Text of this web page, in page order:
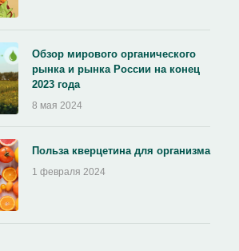
Обзор мирового органического
рынка и рынка России на конец
2023 года
8 мая 2024
Польза кверцетина для организма
1 февраля 2024